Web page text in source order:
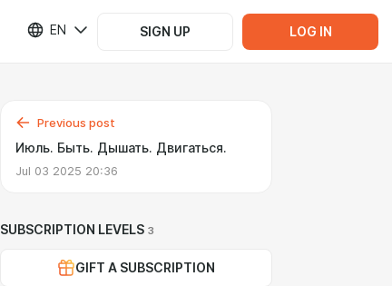
EN SIGN UP LOG IN
Previous post
Июль. Быть. Дышать. Двигаться.
Jul 03 2025 20:36
SUBSCRIPTION LEVELS 3
GIFT A SUBSCRIPTION